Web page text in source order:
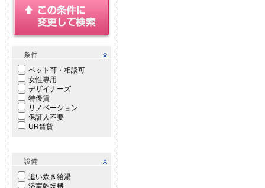
条件
ペット可・相談可
女性専用
デザイナーズ
特優賃
リノベーション
保証人不要
UR賃貸
設備
追い炊き給湯
浴室乾燥機